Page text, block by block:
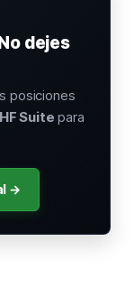
dejes
posiciones
Suite para
→